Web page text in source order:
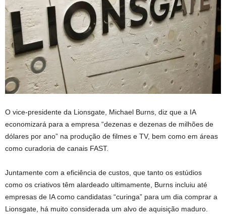
O vice-presidente da Lionsgate, Michael Burns, diz que a IA
economizará para a empresa “dezenas e dezenas de milhões de
dólares por ano” na produção de filmes e TV, bem como em áreas
como curadoria de canais FAST.
Juntamente com a eficiência de custos, que tanto os estúdios
como os criativos têm alardeado ultimamente, Burns incluiu até
empresas de IA como candidatas “curinga” para um dia comprar a
Lionsgate, há muito considerada um alvo de aquisição maduro.